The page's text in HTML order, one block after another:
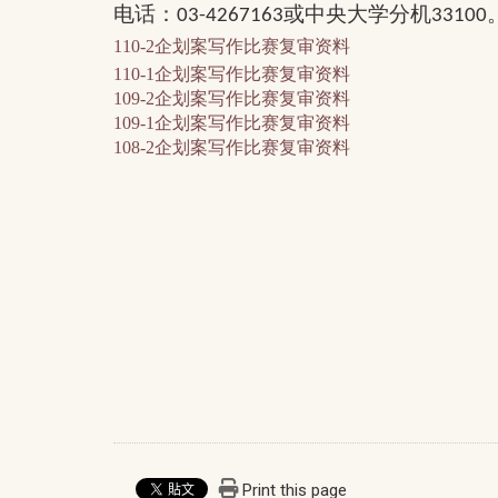
电话： 03-4267163或中央大学分机33100
110-2企划案写作比赛复审资料
110-1企划案写作比赛复审资料
109-2企划案写作比赛复审资料
109-1企划案写作比赛复审资料
108-2企划案写作比赛复审资料
Print this page